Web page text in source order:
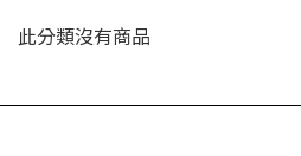
此分類沒有商品